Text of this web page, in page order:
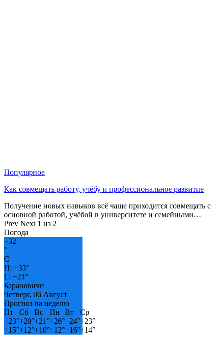
Популярное
Как совмещать работу, учёбу и профессиональное развитие
Получение новых навыков всё чаще приходится совмещать с
основной работой, учёбой в университете и семейными…
Prev Next 1 из 2
Погода
+32
°
C
H: +33°
L: +21°
Барановичи
Четверг, 06 Август
Прогноз на неделю
Пт
Сб Вс Пн Вт
Ср
+23°+20°+21°+26°+24°+23°
+15°+12°+10°+12°+16°+14°